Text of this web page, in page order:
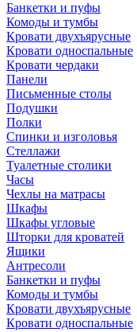
Банкетки и пуфы
Комоды и тумбы
Кровати двухъярусные
Кровати односпальные
Кровати чердаки
Панели
Письменные столы
Подушки
Полки
Спинки и изголовья
Стеллажи
Туалетные столики
Часы
Чехлы на матрасы
Шкафы
Шкафы угловые
Шторки для кроватей
Ящики
Антресоли
Банкетки и пуфы
Комоды и тумбы
Кровати двухъярусные
Кровати односпальные